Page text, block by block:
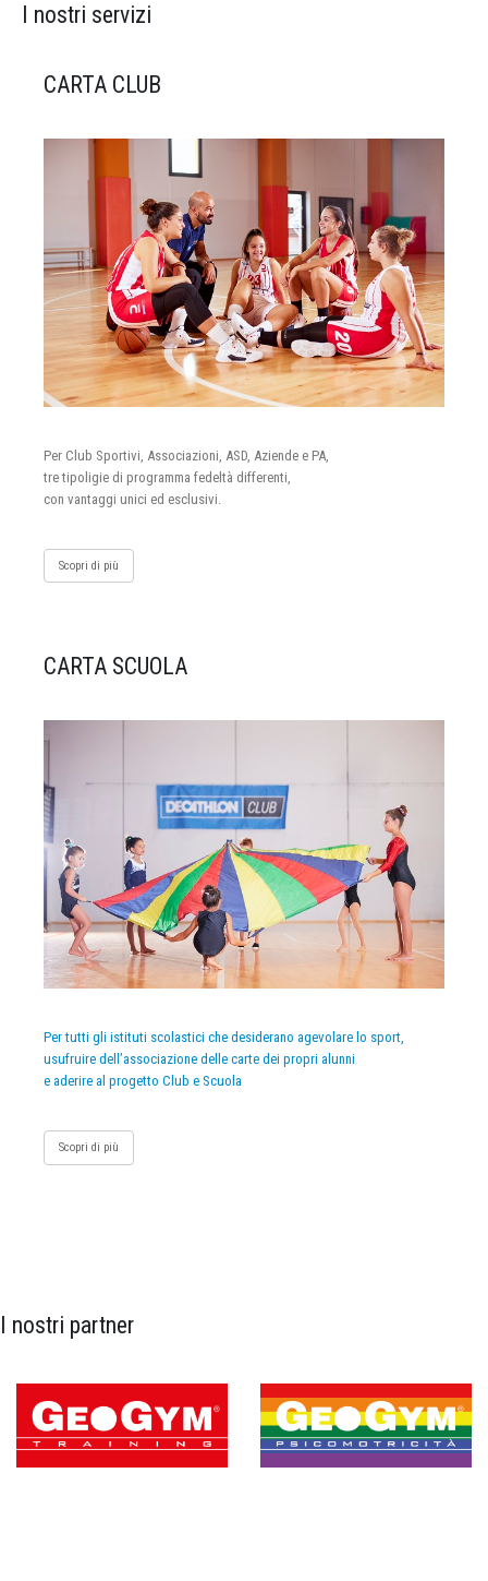
I nostri servizi
CARTA CLUB
Per Club Sportivi, Associazioni, ASD, Aziende e PA,
tre tipoligie di programma fedeltà differenti,
con vantaggi unici ed esclusivi.
Scopri di più
CARTA SCUOLA
Per tutti gli istituti scolastici che desiderano agevolare lo sport,
usufruire dell’associazione delle carte dei propri alunni
e aderire al progetto Club e Scuola
Scopri di più
I nostri partner